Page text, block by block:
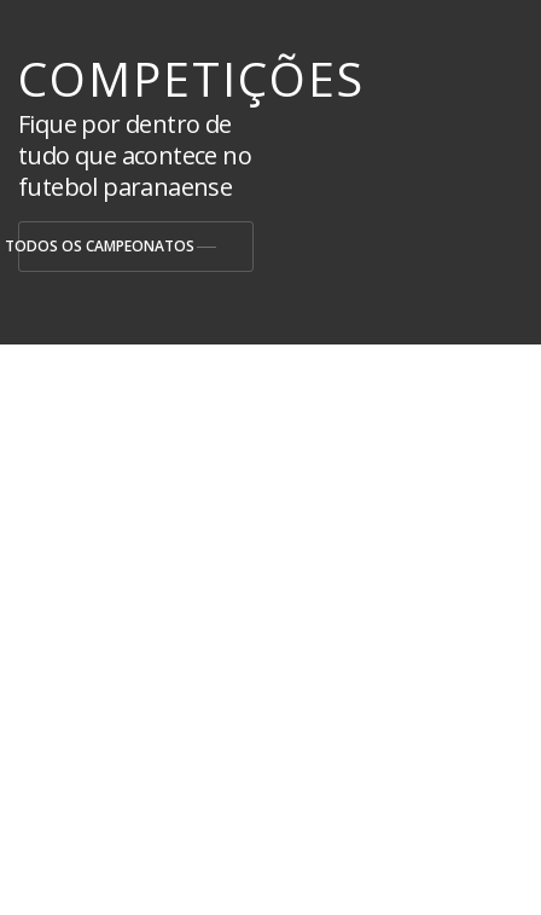
COMPETIÇÕES
Fique por dentro de
tudo que acontece no
futebol paranaense
TODOS OS CAMPEONATOS